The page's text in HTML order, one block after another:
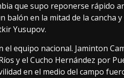
que supo reponerse rápido
balón en la mitad de la cancha
Yusupov.
equipo nacional. Jaminton
y el Cucho Hernández por
en el medio del campo